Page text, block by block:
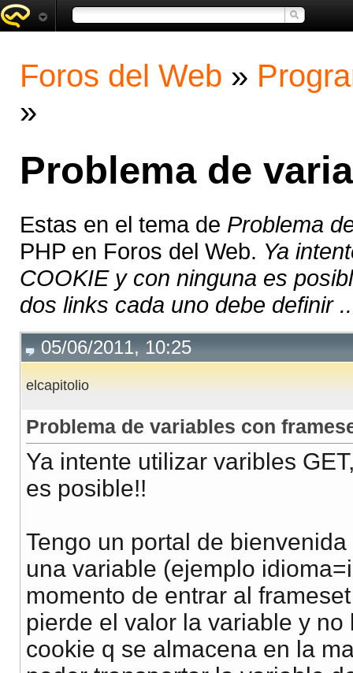
Foros del Web »
»
Problema de
Estas en el tema de Problema
PHP en Foros del Web. Ya
COOKIE y con ninguna es
dos links cada uno debe definir
05/06/2011, 10:25
elcapitolio
Problema de variables con
Ya intente utilizar varibles
es posible!!
Tengo un portal de
una variable (ejemplo
momento de entrar al frameset
pierde el valor la variable y
cookie q se almacena en la